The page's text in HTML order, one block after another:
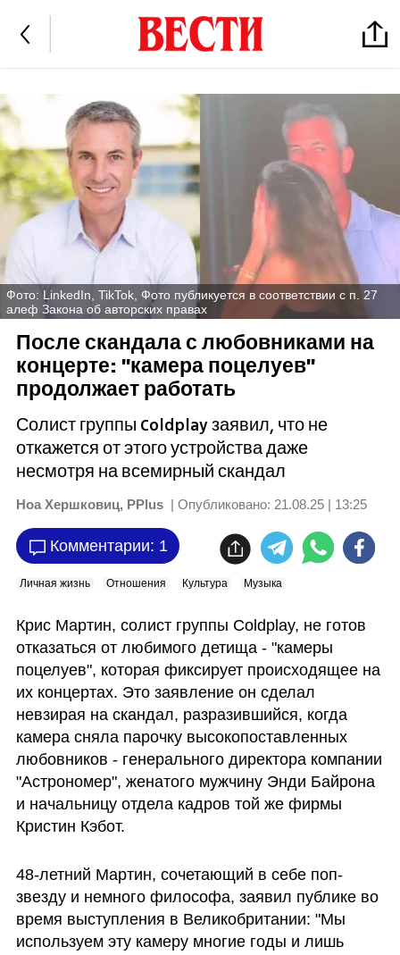
Фото: LinkedIn, TikTok, Фото публикуется в соответствии с п. 27
алеф Закона об авторских правах
После скандала с любовниками на
концерте: "камера поцелуев"
продолжает работать
Солист группы Coldplay заявил, что не
откажется от этого устройства даже
несмотря на всемирный скандал
Ноа Хершковиц, PPlus | Опубликовано: 21.08.25 | 13:25
Комментарии: 1
Личная жизнь Отношения Культура Музыка
Крис Мартин, солист группы Coldplay, не готов
отказаться от любимого детища - "камеры
поцелуев", которая фиксирует происходящее на
их концертах. Это заявление он сделал
невзирая на скандал, разразившийся, когда
камера сняла парочку высокопоставленных
любовников - генерального директора компании
"Астрономер", женатого мужчину Энди Байрона
и начальницу отдела кадров той же фирмы
Кристин Кэбот.
48-летний Мартин, сочетающий в себе поп-
звезду и немного философа, заявил публике во
время выступления в Великобритании: "Мы
используем эту камеру многие годы и лишь